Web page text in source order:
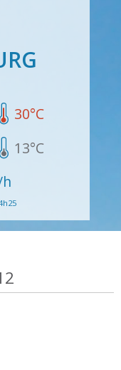
30°C
13°C